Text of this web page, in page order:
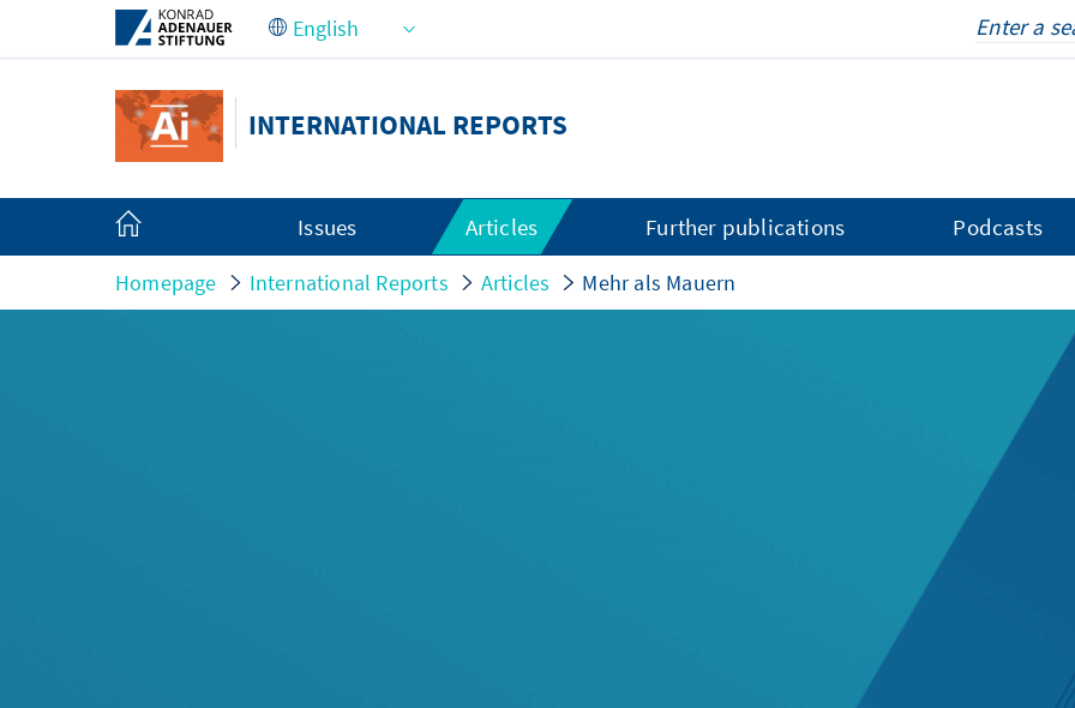
Skip to Main Content
INTERNATIONAL REPORTS
Issues Articles Further publications Podcasts
Homepage International Reports Articles Mehr als Mauern